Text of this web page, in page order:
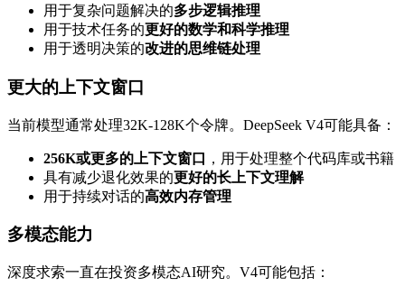
用于复杂问题解决的多步逻辑推理
用于技术任务的更好的数学和科学推理
用于透明决策的改进的思维链处理
更大的上下文窗口
当前模型通常处理32K-128K个令牌。DeepSeek V4可能具备：
256K或更多的上下文窗口
，用于处理整个代码库或书籍
具有减少退化效果的更好的长上下文理解
用于持续对话的高效内存管理
多模态能力
深度求索一直在投资多模态AI研究。V4可能包括：